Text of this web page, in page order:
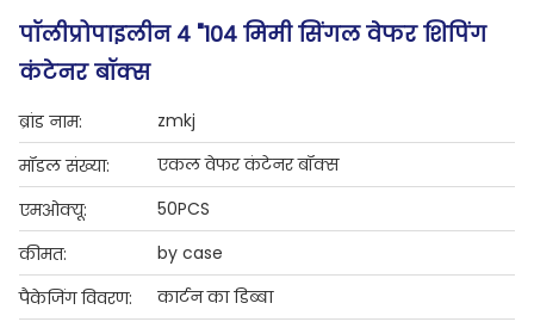
पॉलीप्रोपाइलीन 4 "104 मिमी सिंगल वेफर शिपिंग
कंटेनर बॉक्स
ब्रांड नाम:
zmkj
मॉडल संख्या:
एकल वेफर कंटेनर बॉक्स
एमओक्यू:
50PCS
कीमत:
by case
पैकेजिंग विवरण:
कार्टन का डिब्बा